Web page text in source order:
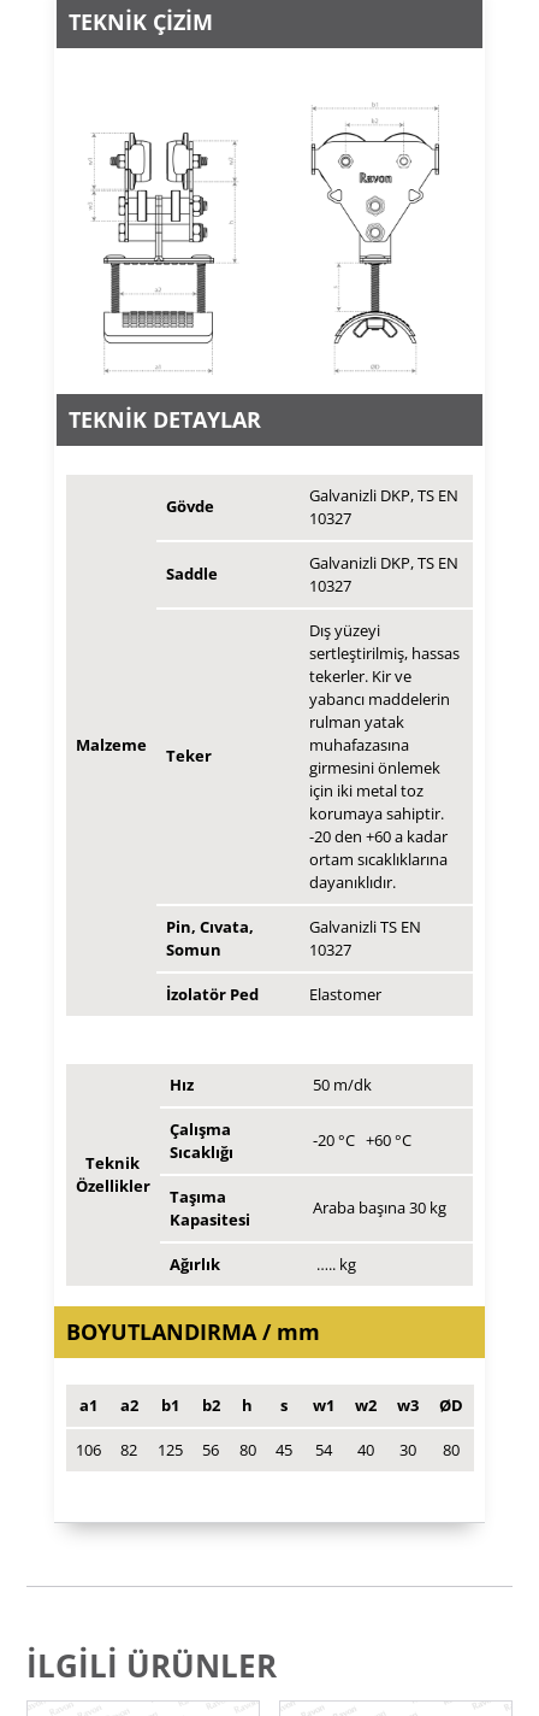
TEKNİK ÇİZİM
TEKNİK DETAYLAR
Malzeme
Gövde
Galvanizli DKP, TS EN
10327
Saddle
Galvanizli DKP, TS EN
10327
Teker
Dış yüzeyi
sertleştirilmiş, hassas
tekerler. Kir ve
yabancı maddelerin
rulman yatak
muhafazasına
girmesini önlemek
için iki metal toz
korumaya sahiptir.
-20 den +60 a kadar
ortam sıcaklıklarına
dayanıklıdır.
Pin, Cıvata,
Somun
Galvanizli TS EN
10327
İzolatör Ped Elastomer
Teknik
Özellikler
Hız 50 m/dk
Çalışma
Sıcaklığı
-20 °C +60 °C
Taşıma
Kapasitesi
Araba başına 30 kg
Ağırlık ….. kg
BOYUTLANDIRMA / mm
a1 a2 b1 b2 h s w1 w2 w3 ØD
106 82 125 56 80 45 54 40 30 80
İLGILI ÜRÜNLER